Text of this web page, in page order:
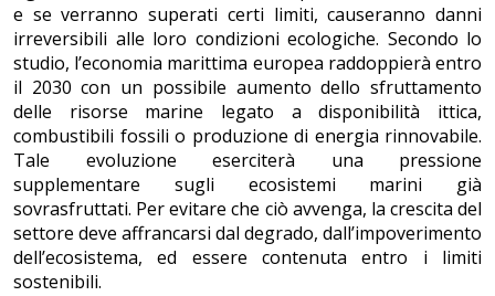
e se verranno superati certi limiti, causeranno danni
irreversibili alle loro condizioni ecologiche. Secondo lo
studio, l’economia marittima europea raddoppierà entro
il 2030 con un possibile aumento dello sfruttamento
delle risorse marine legato a disponibilità ittica,
combustibili fossili o produzione di energia rinnovabile.
Tale evoluzione eserciterà una pressione
supplementare sugli ecosistemi marini già
sovrasfruttati. Per evitare che ciò avvenga, la crescita del
settore deve affrancarsi dal degrado, dall’impoverimento
dell’ecosistema, ed essere contenuta entro i limiti
sostenibili.